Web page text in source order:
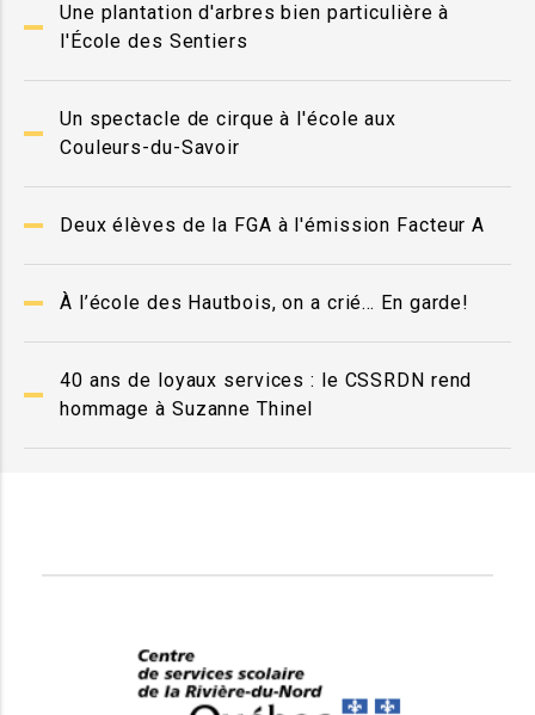
Une plantation d'arbres bien particulière à
l'École des Sentiers
Un spectacle de cirque à l'école aux
Couleurs-du-Savoir
Deux élèves de la FGA à l'émission Facteur A
À l’école des Hautbois, on a crié… En garde!
40 ans de loyaux services : le CSSRDN rend
hommage à Suzanne Thinel